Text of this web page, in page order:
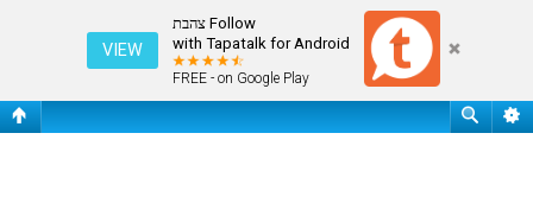
Follow צהבת
with Tapatalk for Android
FREE - on Google Play
VIEW
מחק את כל עוגיות המערכת